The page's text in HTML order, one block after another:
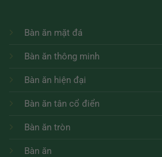
Bàn ăn mặt đá
Bàn ăn thông minh
Bàn ăn hiện đại
Bàn ăn tân cổ điển
Bàn ăn tròn
Bàn ăn